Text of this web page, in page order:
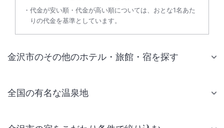
代金が安い順・代金が高い順については、おとな1名あた
りの代金を基準としています。
金沢市のその他のホテル・旅館・宿を探す
全国の有名な温泉地